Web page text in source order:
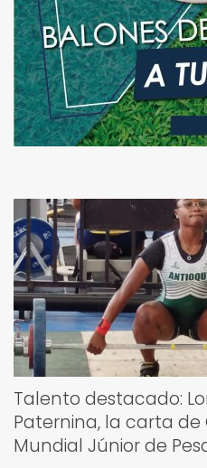
Talento destacado:
Paternina, la carta
Mundial Júnior de